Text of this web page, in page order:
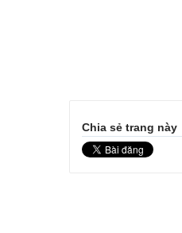
Chia sẻ trang này